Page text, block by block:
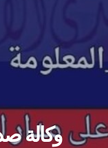
وكالة